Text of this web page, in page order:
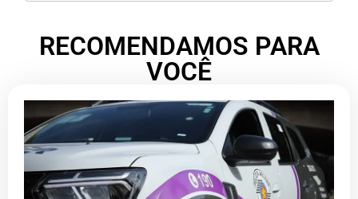
RECOMENDAMOS PARA
VOCÊ